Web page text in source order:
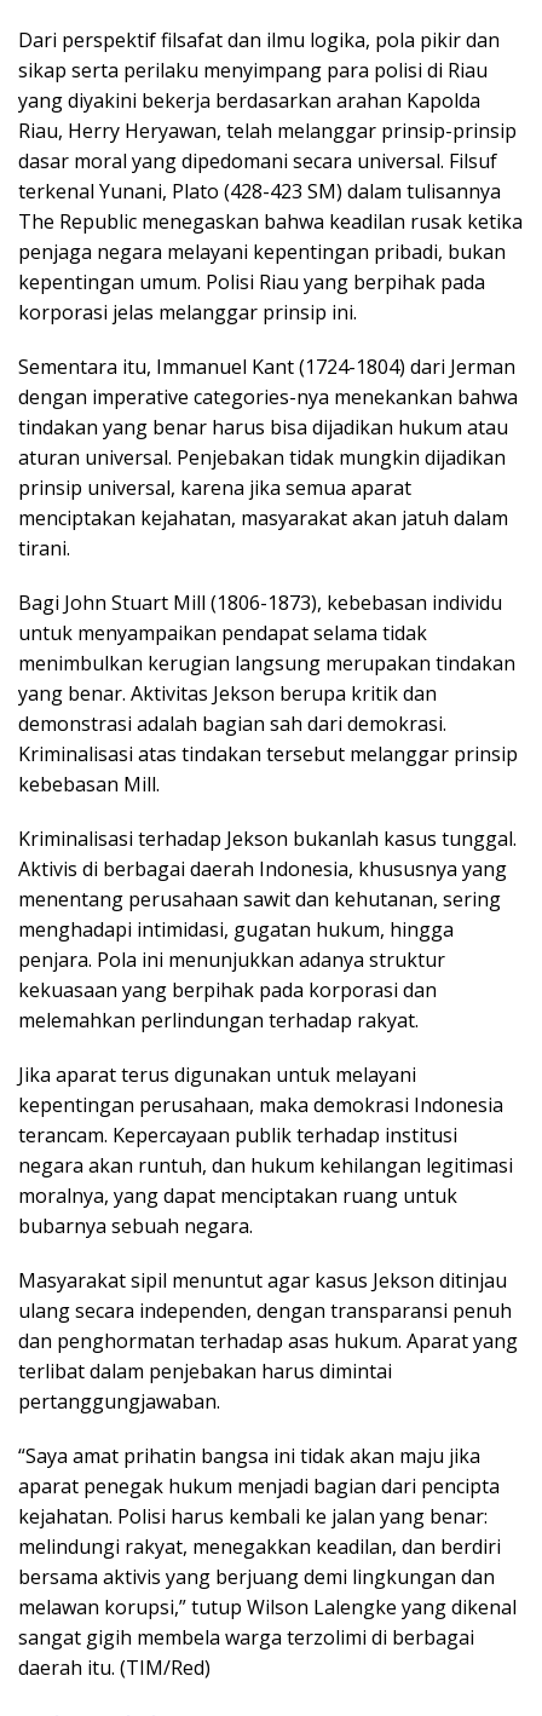
Dari perspektif filsafat dan ilmu logika, pola pikir dan
sikap serta perilaku menyimpang para polisi di Riau
yang diyakini bekerja berdasarkan arahan Kapolda
Riau, Herry Heryawan, telah melanggar prinsip-prinsip
dasar moral yang dipedomani secara universal. Filsuf
terkenal Yunani, Plato (428-423 SM) dalam tulisannya
The Republic menegaskan bahwa keadilan rusak ketika
penjaga negara melayani kepentingan pribadi, bukan
kepentingan umum. Polisi Riau yang berpihak pada
korporasi jelas melanggar prinsip ini.
Sementara itu, Immanuel Kant (1724-1804) dari Jerman
dengan imperative categories-nya menekankan bahwa
tindakan yang benar harus bisa dijadikan hukum atau
aturan universal. Penjebakan tidak mungkin dijadikan
prinsip universal, karena jika semua aparat
menciptakan kejahatan, masyarakat akan jatuh dalam
tirani.
Bagi John Stuart Mill (1806-1873), kebebasan individu
untuk menyampaikan pendapat selama tidak
menimbulkan kerugian langsung merupakan tindakan
yang benar. Aktivitas Jekson berupa kritik dan
demonstrasi adalah bagian sah dari demokrasi.
Kriminalisasi atas tindakan tersebut melanggar prinsip
kebebasan Mill.
Kriminalisasi terhadap Jekson bukanlah kasus tunggal.
Aktivis di berbagai daerah Indonesia, khususnya yang
menentang perusahaan sawit dan kehutanan, sering
menghadapi intimidasi, gugatan hukum, hingga
penjara. Pola ini menunjukkan adanya struktur
kekuasaan yang berpihak pada korporasi dan
melemahkan perlindungan terhadap rakyat.
Jika aparat terus digunakan untuk melayani
kepentingan perusahaan, maka demokrasi Indonesia
terancam. Kepercayaan publik terhadap institusi
negara akan runtuh, dan hukum kehilangan legitimasi
moralnya, yang dapat menciptakan ruang untuk
bubarnya sebuah negara.
Masyarakat sipil menuntut agar kasus Jekson ditinjau
ulang secara independen, dengan transparansi penuh
dan penghormatan terhadap asas hukum. Aparat yang
terlibat dalam penjebakan harus dimintai
pertanggungjawaban.
“Saya amat prihatin bangsa ini tidak akan maju jika
aparat penegak hukum menjadi bagian dari pencipta
kejahatan. Polisi harus kembali ke jalan yang benar:
melindungi rakyat, menegakkan keadilan, dan berdiri
bersama aktivis yang berjuang demi lingkungan dan
melawan korupsi,” tutup Wilson Lalengke yang dikenal
sangat gigih membela warga terzolimi di berbagai
daerah itu. (TIM/Red)